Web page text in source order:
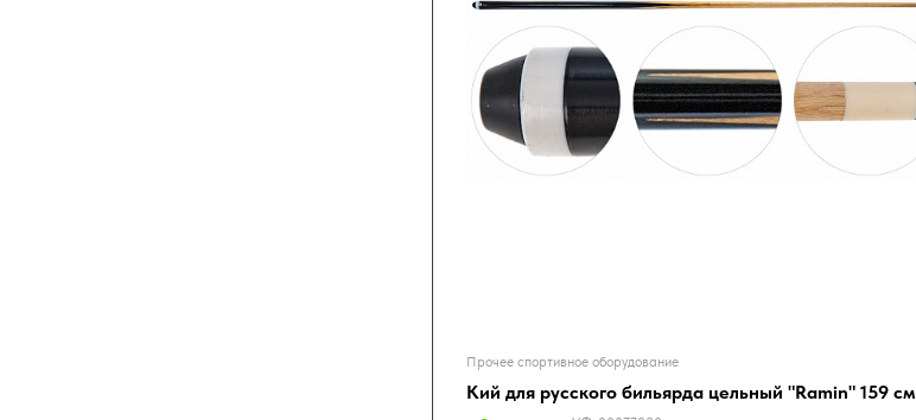
Прочее спортивное оборудование
Кий для русского бильярда цельный "Ramin" 159 см